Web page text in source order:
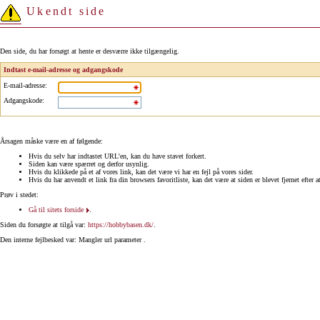
Ukendt side
Den side, du har forsøgt at hente er desværre ikke tilgængelig.
Indtast e-mail-adresse og adgangskode
E-mail-adresse:
Adgangskode:
Årsagen måske være en af følgende:
Hvis du selv har indtastet URL'en, kan du have stavet forkert.
Siden kan være spærret og derfor usynlig.
Hvis du klikkede på et af vores link, kan det være vi har en fejl på vores sider.
Hvis du har anvendt et link fra din browsers favoritliste, kan det være at siden er blevet fjernet efter
Prøv i stedet:
Gå til sitets forside
Siden du forsøgte at tilgå var: https://hobbybasen.dk/
Den interne fejlbesked var: Mangler url parameter .